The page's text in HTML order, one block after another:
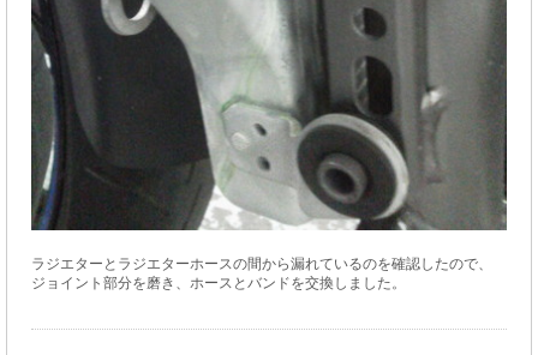
ラジエターとラジエターホースの間から漏れているのを確認したので、
ジョイント部分を磨き、ホースとバンドを交換しました。